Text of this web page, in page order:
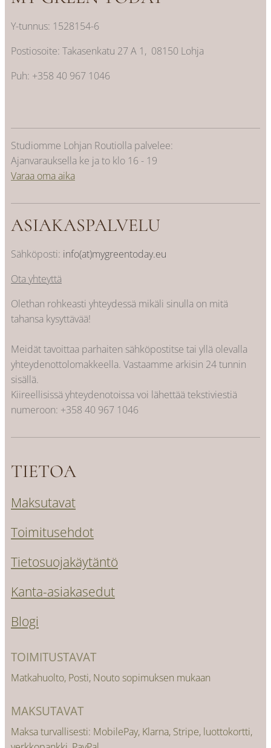
Y-tunnus: 1528154-6
Postiosoite: Takasenkatu 27 A 1, 08150 Lohja
Puh: +358 40 967 1046
Studiomme Lohjan Routiolla palvelee:
Ajanvarauksella ke ja to klo 16 - 19
Varaa oma aika
ASIAKASPALVELU
Sähköposti: info(at)mygreentoday.eu
Ota yhteyttä
Olethan rohkeasti yhteydessä mikäli sinulla on mitä
tahansa kysyttävää!
Meidät tavoittaa parhaiten sähköpostitse tai yllä olevalla
yhteydenottolomakkeella. Vastaamme arkisin 24 tunnin
sisällä.
Kiireellisissä yhteydenotoissa voi lähettää tekstiviestiä
numeroon: +358 40 967 1046
TIETOA
Maksutavat
Toimitusehdot
Tietosuojakäytäntö
Kanta-asiakasedut
Blogi
TOIMITUSTAVAT
Matkahuolto, Posti, Nouto sopimuksen mukaan
MAKSUTAVAT
Maksa turvallisesti: MobilePay, Klarna, Stripe, luottokortti,